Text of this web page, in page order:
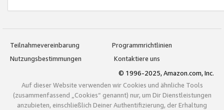
Teilnahmevereinbarung
Programmrichtlinien
Nutzungsbestimmungen
Kontaktiere uns
© 1996-2025, Amazon.com, Inc.
Auf dieser Website verwenden wir Cookies und ähnliche Tools
(zusammenfassend „Cookies“ genannt) nur, um Dir Dienstleistungen
anzubieten, einschließlich Deiner Authentifizierung, der Erhaltung